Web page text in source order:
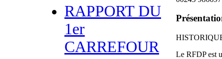
RAPPORT DU
1er
CARREFOUR
Le RFDP est